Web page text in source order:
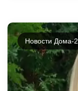
Новости Дома-2